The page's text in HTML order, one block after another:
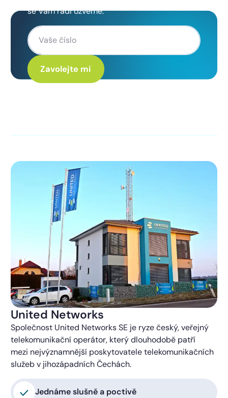
se Vám rádi ozveme.
United Networks
Společnost United Networks SE je ryze český, veřejný
telekomunikační operátor, který dlouhodobě patří
mezi nejvýznamnější poskytovatele telekomunikačních
služeb v jihozápadních Čechách.
Jednáme slušně a poctivě